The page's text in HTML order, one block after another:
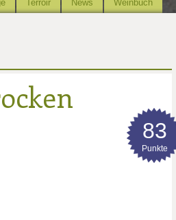
Terroir News Weinbuch
83
Punkte